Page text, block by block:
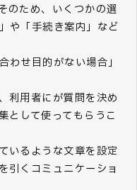
のため、いくつかの選
や「手続き案内」など
わせ目的がない場合」
利用者にが質問を決め
として使ってもらうこ
いるような文章を設定
引くコミュニケーショ